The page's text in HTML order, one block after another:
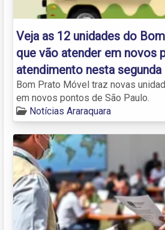
Veja as 12 unidades do
que vão atender em novos
atendimento nesta segunda
Bom Prato Móvel traz novas
em novos pontos de São Paulo.
Notícias Araraquara